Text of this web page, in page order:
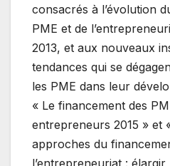
consacrés à l’évolution
PME et de
2013, et aux nouveaux
tendances qui se
les PME dans leur
« Le financement des
entrepreneurs 2015 » et
approches du
l’entrepreneuriat : élargir